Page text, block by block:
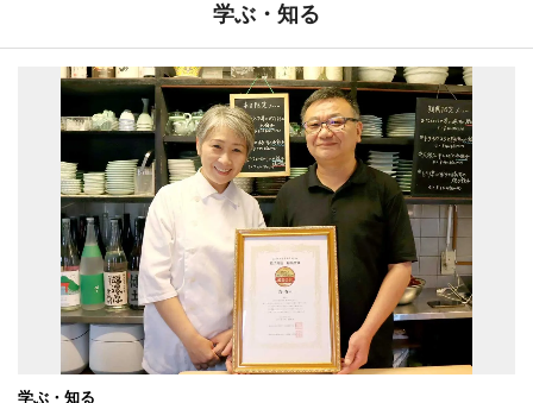
学ぶ・知る
学ぶ・知る